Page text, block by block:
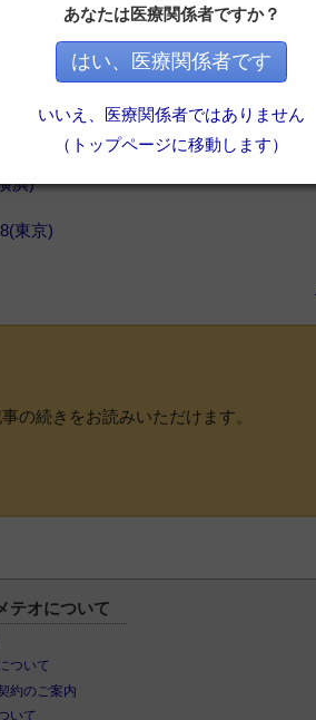
会学術集会(神戸)
浜)
東京)
の続きをお読みいただけます。
テオについて
ついて
約のご案内
いて
あなたは医療関係者ですか？
はい、医療関係者です
いいえ、医療関係者ではありません
（トップページに移動します）